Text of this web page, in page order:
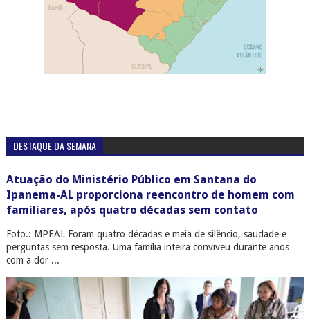
DESTAQUE DA SEMANA
Atuação do Ministério Público em Santana do
Ipanema-AL proporciona reencontro de homem com
familiares, após quatro décadas sem contato
Foto.: MPEAL Foram quatro décadas e meia de silêncio, saudade e
perguntas sem resposta. Uma família inteira conviveu durante anos
com a dor ...